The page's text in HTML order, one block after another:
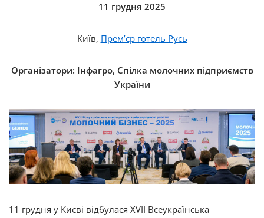
11 грудня 2025
Київ, Премʼєр готель Русь
Організатори: Інфагро, Спілка молочних підприємств
України
11 грудня у Києві відбулася XVII Всеукраїнська